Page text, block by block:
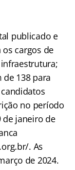
publicado e
os cargos de
138 para
no período
de janeiro de
. As
de 2024.